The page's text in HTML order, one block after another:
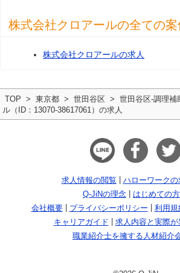
株式会社クロアールの全ての案
株式会社クロアールの求人
TOP 東京都 世田谷区 世田谷区-調理補
ル（ID：13070-38617061）の求人
求人情報の閲覧
ハローワークの
Q-JiNの理念
はじめての
会社概要
プライバシーポリシー 利用規
キャリアガイド
求人内容と実際
職業紹介士を擁する人材紹介